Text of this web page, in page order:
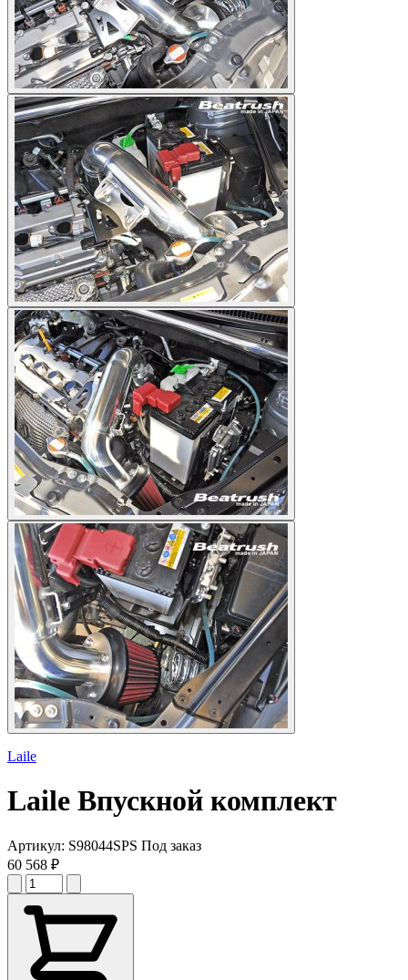
Laile
Laile Впускной комплект
Артикул: S98044SPS Под заказ
60 568 ₽